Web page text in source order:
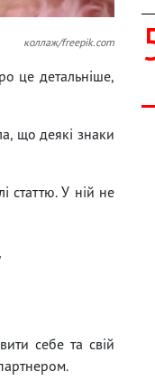
коллаж/freepik.com
це детальніше,
що деякі знаки
статтю. У ній не
себе та свій